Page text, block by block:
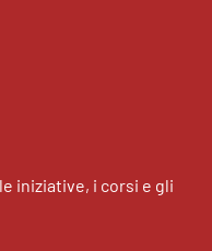
iniziative, i corsi e gli